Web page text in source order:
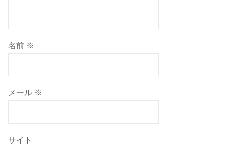
名前 ※
メール ※
サイト